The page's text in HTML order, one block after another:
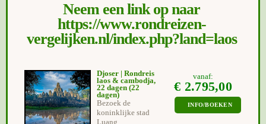
Neem een link op naar
https://www.rondreizen-
vergelijken.nl/index.php?land=laos
vanaf:
€ 2.795,00
INFO/BOEKEN
Djoser | Rondreis
laos & cambodja,
22 dagen (22
dagen)
Bezoek de
koninklijke stad
Luang